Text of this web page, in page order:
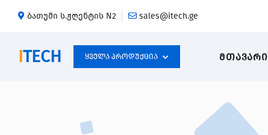
ბათუმი ს.ჟღენტის N2 sales@itech.ge
ITECH Ყველა Პროდუქცია ᲛᲗᲐᲕᲐᲠᲘ